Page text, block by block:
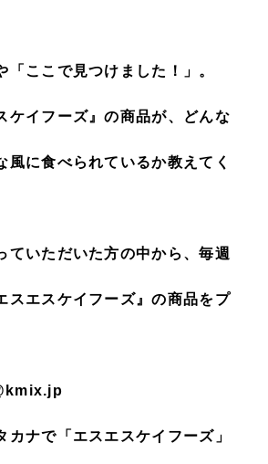
「ここで見つけました！」。
ケイフーズ』の商品が、どんな
風に食べられているか教えてく
ていただいた方の中から、毎週
スエスケイフーズ』の商品をプ
カナで「エスエスケイフーズ」